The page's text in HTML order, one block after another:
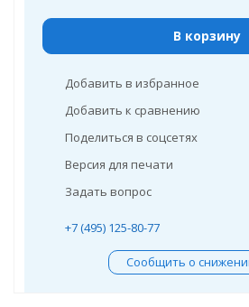
В корзину
Добавить в избранное
Добавить к сравнению
Поделиться в соцсетях
Версия для печати
Задать вопрос
+7 (495) 125-80-77
Сообщить о